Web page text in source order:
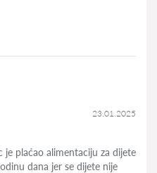
23.01.2025
plaćao alimentaciju za dijete
dana jer se dijete nije